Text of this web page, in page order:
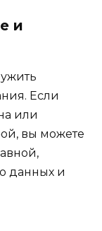
и
Если
или
вы можете
данных и